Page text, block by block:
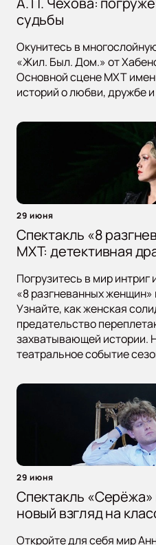
судьбы
Окунитесь в
«Жил. Был. Дом.» от
Основной сцене МХТ
историй о любви, дружбе
29 июня
Спектакль «8
МХТ: детективная
Погрузитесь в мир интриг
«8 разгневанных
Узнайте, как женская
предательство
захватывающей истории.
театральное событие
29 июня
Спектакль
новый взгляд на
Откройте для себя мир